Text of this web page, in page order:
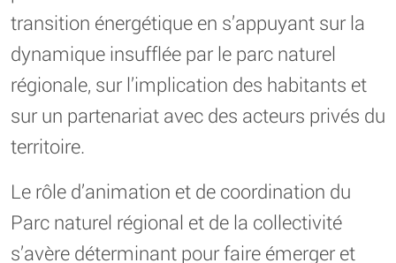
transition énergétique en s’appuyant sur la
dynamique insufflée par le parc naturel
régionale, sur l’implication des habitants et
sur un partenariat avec des acteurs privés du
territoire.
Le rôle d’animation et de coordination du
Parc naturel régional et de la collectivité
s’avère déterminant pour faire émerger et